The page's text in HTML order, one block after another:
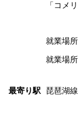
「コメ
就業場
就業場
最寄り駅 琵琶湖